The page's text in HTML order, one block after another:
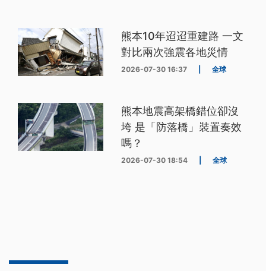
熊本10年迢迢重建路 一文
對比兩次強震各地災情
2026-07-30 16:37 全球
熊本地震高架橋錯位卻沒
垮 是「防落橋」裝置奏效
嗎？
2026-07-30 18:54 全球